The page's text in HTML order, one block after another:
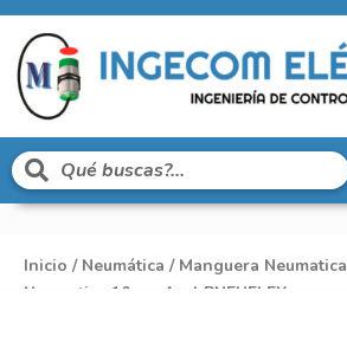
Inicio / Neumática / Manguera Neumatica
Neumatica 10mm Azul PNEUFLEX